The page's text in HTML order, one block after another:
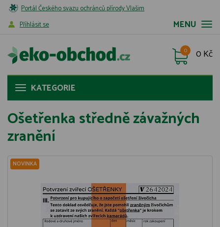
Portál Českého svazu ochránců přírody Vlašim
MENU
Příhlásit se
0 Kč
0
KATEGORIE
Ošetřenka středně závažných
zranění
NOVINKA